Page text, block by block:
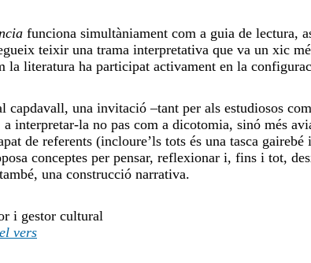
funciona simultàniament com a guia de lectura,
teixir una trama interpretativa que va un xic
la literatura ha participat activament en la
capdavall, una invitació –tant per als estudiosos
interpretar-la no pas com a dicotomia, sinó més
de referents (incloure’ls tots és una tasca
conceptes per pensar, reflexionar i, fins i tot,
una construcció narrativa.
i gestor cultural
vers